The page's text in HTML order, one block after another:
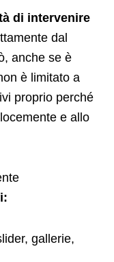
di intervenire
dal
anche se è
è limitato a
proprio perché
e allo
gallerie,